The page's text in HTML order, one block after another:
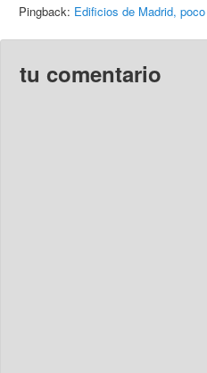
Pingback: Edificios de Madrid,
tu comentario